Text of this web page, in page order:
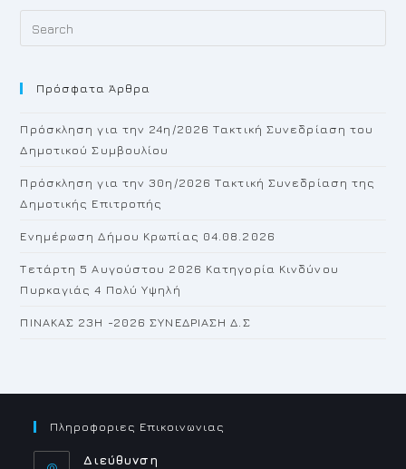
Πρόσφατα Άρθρα
Πρόσκληση για την 24η/2026 Τακτική Συνεδρίαση του
Δημοτικού Συμβουλίου
Πρόσκληση για την 30η/2026 Τακτική Συνεδρίαση της
Δημοτικής Επιτροπής
Ενημέρωση Δήμου Κρωπίας 04.08.2026
Τετάρτη 5 Αυγούστου 2026 Κατηγορία Κινδύνου
Πυρκαγιάς 4 Πολύ Υψηλή
ΠΙΝΑΚΑΣ 23H -2026 ΣΥΝΕΔΡΙΑΣΗ Δ.Σ
Πληροφοριες Επικοινωνιας
Διεύθυνση